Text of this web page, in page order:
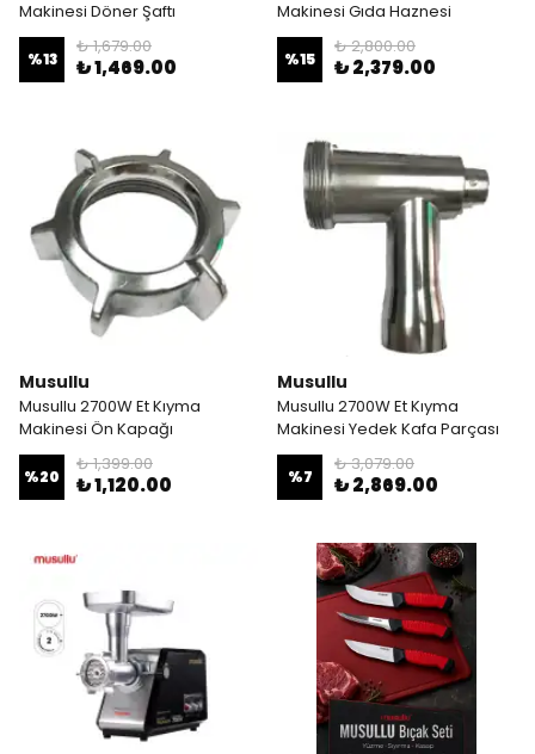
Makinesi Döner Şaftı
%13
₺ 1,679.00
₺ 1,469.00
Makinesi Gıda Haznesi
%15
₺ 2,800.00
₺ 2,379.00
Musullu
Musullu 2700W Et Kıyma
Makinesi Ön Kapağı
%20
₺ 1,399.00
₺ 1,120.00
Musullu
Musullu 2700W Et Kıyma
Makinesi Yedek Kafa Parçası
%7
₺ 3,079.00
₺ 2,869.00